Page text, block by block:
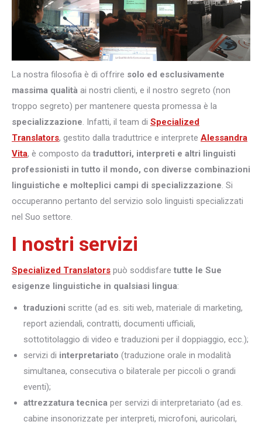
La nostra filosofia è di offrire solo ed esclusivamente
massima qualità ai nostri clienti, e il nostro segreto (non
troppo segreto) per mantenere questa promessa è la
specializzazione. Infatti, il team di Specialized
Translators, gestito dalla traduttrice e interprete Alessandra
Vita, è composto da traduttori, interpreti e altri linguisti
professionisti in tutto il mondo, con diverse combinazioni
linguistiche e molteplici campi di specializzazione. Si
occuperanno pertanto del servizio solo linguisti specializzati
nel Suo settore.
I nostri servizi
Specialized Translators può soddisfare tutte le Sue
esigenze linguistiche in qualsiasi lingua:
traduzioni scritte (ad es. siti web, materiale di marketing,
report aziendali, contratti, documenti ufficiali,
sottotitolaggio di video e traduzioni per il doppiaggio, ecc.);
servizi di interpretariato (traduzione orale in modalità
simultanea, consecutiva o bilaterale per piccoli o grandi
eventi);
attrezzatura tecnica per servizi di interpretariato (ad es.
cabine insonorizzate per interpreti, microfoni, auricolari,